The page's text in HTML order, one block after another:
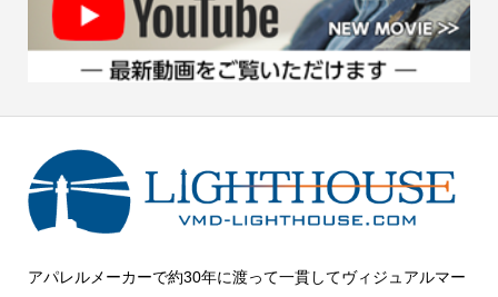
アパレルメーカーで約30年に渡って一貫してヴィジュアルマー